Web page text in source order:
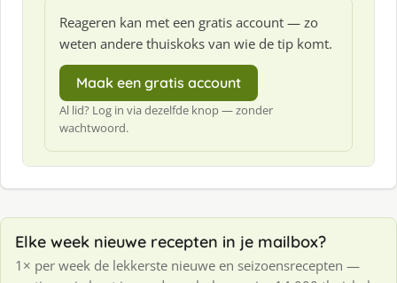
Reageren kan met een gratis account — zo
weten andere thuiskoks van wie de tip komt.
Maak een gratis account
Al lid? Log in via dezelfde knop — zonder
wachtwoord.
Elke week nieuwe recepten in je mailbox?
1× per week de lekkerste nieuwe en seizoensrecepten —